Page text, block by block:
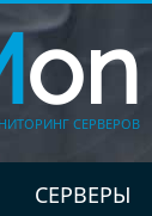
on
СЕРВЕРОВ
СЕРВЕРЫ